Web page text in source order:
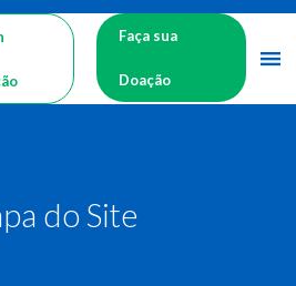
Faça sua
Doação
do Site